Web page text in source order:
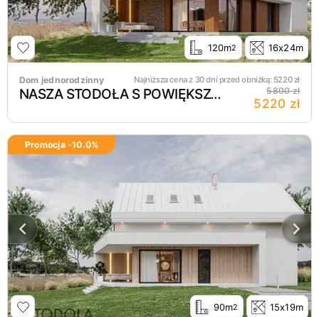
120m2 16x24m
Dom jednorodzinny Najniższa cena z 30 dni przed obniżką: 5220zł
NASZA STODOŁA S POWIĘKSZONA murowana 5800 zł
5220 zł
Promocja -10.0%
90m2 15x19m